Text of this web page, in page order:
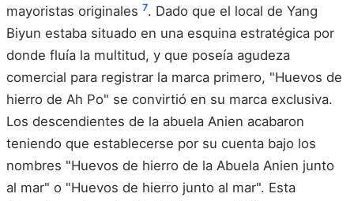
mayoristas originales 7. Dado que el local de Yang
Biyun estaba situado en una esquina estratégica por
donde fluía la multitud, y que poseía agudeza
comercial para registrar la marca primero, "Huevos de
hierro de Ah Po" se convirtió en su marca exclusiva.
Los descendientes de la abuela Anien acabaron
teniendo que establecerse por su cuenta bajo los
nombres "Huevos de hierro de la Abuela Anien junto
al mar" o "Huevos de hierro junto al mar". Esta